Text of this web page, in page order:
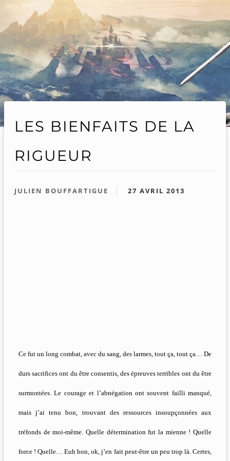
LES BIENFAITS DE LA
RIGUEUR
JULIEN BOUFFARTIGUE 27 AVRIL 2013
Ce fut un long combat, avec du sang, des larmes, tout ça, tout ça… De
durs sacrifices ont du être consentis, des épreuves terribles ont du être
surmontées. Le courage et l’abnégation ont souvent failli manqué,
mais j’ai tenu bon, trouvant des ressources insoupçonnées aux
tréfonds de moi-même. Quelle détermination fut la mienne ! Quelle
force ! Quelle… Euh bon, ok, j’en fait peut-être un peu trop là. Certes,